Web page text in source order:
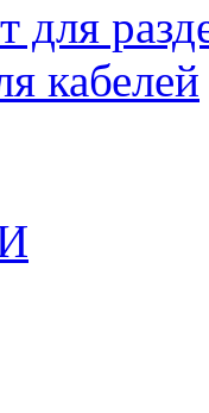
для
кабелей